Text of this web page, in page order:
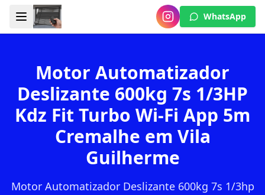
WhatsApp
Motor Automatizador
Deslizante 600kg 7s 1/3HP
Kdz Fit Turbo Wi-Fi App 5m
Cremalhe em Vila
Guilherme
Motor Automatizador Deslizante 600kg 7s 1/3hp